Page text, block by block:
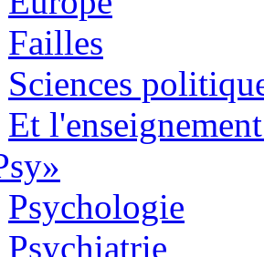
Failles
Sciences
Et
Psychologie
Psychiatrie